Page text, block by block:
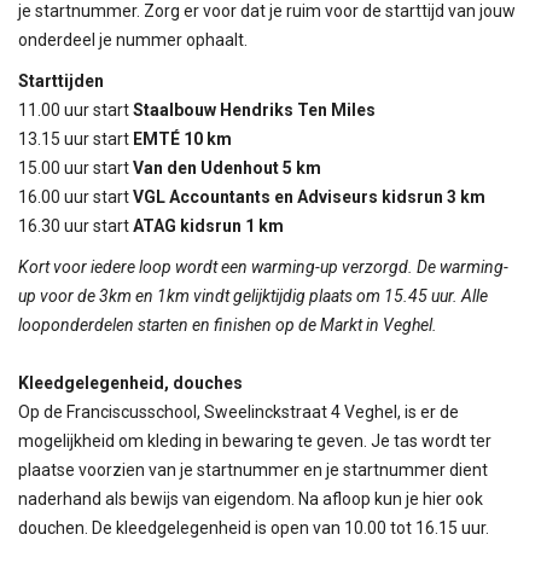
je startnummer. Zorg er voor dat je ruim voor de starttijd van jouw
onderdeel je nummer ophaalt.
Starttijden
11.00 uur startStaalbouw Hendriks Ten Miles
13.15 uur start EMTÉ 10 km
15.00 uur startVan den Udenhout 5 km
16.00 uur startVGL Accountants en Adviseurs kidsrun 3 km
16.30 uur startATAG kidsrun 1 km
Kort voor iedere loop wordt een warming-up verzorgd. De warming-
up voor de 3km en 1km vindt gelijktijdig plaats om 15.45 uur. Alle
looponderdelen starten en finishen op de Markt in Veghel.
Kleedgelegenheid, douches
Op de Franciscusschool, Sweelinckstraat 4 Veghel, is er de
mogelijkheid om kleding in bewaring te geven. Je tas wordt ter
plaatse voorzien van je startnummer en je startnummer dient
naderhand als bewijs van eigendom. Na afloop kun je hier ook
douchen. De kleedgelegenheid is open van 10.00 tot 16.15 uur.